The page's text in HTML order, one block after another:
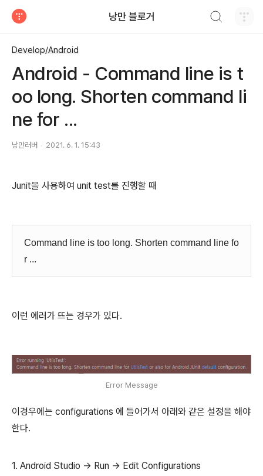
낭만 블로거
Develop/Android
Android - Command line is t
oo long. Shorten command li
ne for ...
낭만러버 2021. 6. 1. 15:43
Junit을 사용하여 unit test를 진행할 때
Command line is too long. Shorten command line fo
r ...
이런 에러가 뜨는 경우가 있다.
Error Message
이경우에는 configurations 에 들어가서 아래와 같은 설정을 해야
한다.
1. Android Studio -> Run -> Edit Configurations